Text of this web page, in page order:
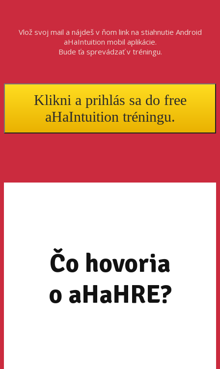
Vlož svoj mail a nájdeš v ňom link na stiahnutie Android
aHaIntuition mobil aplikácie.
Bude ťa sprevádzať v tréningu.
Klikni a prihlás sa do free
aHaIntuition tréningu.
Čo hovoria
o aHaHRE?